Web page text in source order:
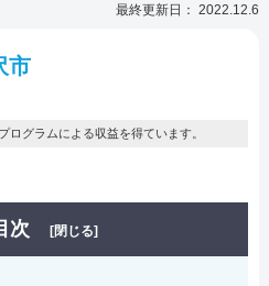
最終更新日： 2022.12.6
市
グラムによる収益を得ています。
次 [閉じる]